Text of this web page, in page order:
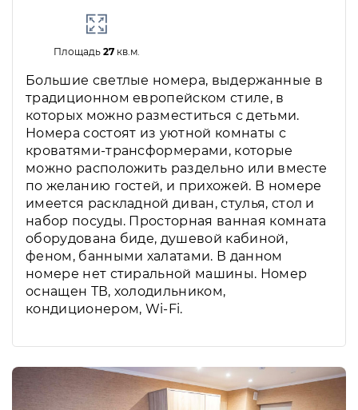
Площадь 27кв.м.
Большие светлые номера, выдержанные в
традиционном европейском стиле, в
которых можно разместиться с детьми.
Номера состоят из уютной комнаты с
кроватями-трансформерами, которые
можно расположить раздельно или вместе
по желанию гостей, и прихожей. В номере
имеется раскладной диван, стулья, стол и
набор посуды. Просторная ванная комната
оборудована биде, душевой кабиной,
феном, банными халатами. В данном
номере нет стиральной машины. Номер
оснащен ТВ, холодильником,
кондиционером, Wi-Fi.